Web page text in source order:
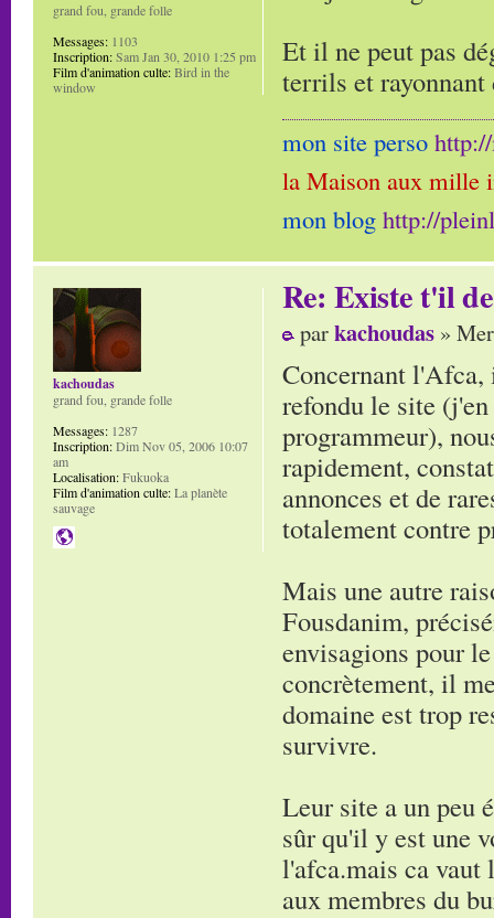
Et il ne peut pas
terrils et rayonnant
mon site perso
la Maison aux mille
mon blog http://
grand fou, grande folle
Messages: 1103
Inscription:Sam Jan 30, 2010 1:25 pm
Film d'animation culte:Bird in the
window
Re: Existe t'il
parkachoudas »
Concernant l'Afca,
refondu le site
programmeur),
rapidement,
annonces et de
totalement contre
Mais une autre
Fousdanim,
envisagions pour
concrètement, il
domaine est trop
survivre.
Leur site a un peu
sûr qu'il y est une
l'afca.mais ca vaut
aux membres du
kachoudas
grand fou, grande folle
Messages: 1287
Inscription:Dim Nov 05, 2006 10:07
am
Localisation:Fukuoka
Film d'animation culte:La planète
sauvage